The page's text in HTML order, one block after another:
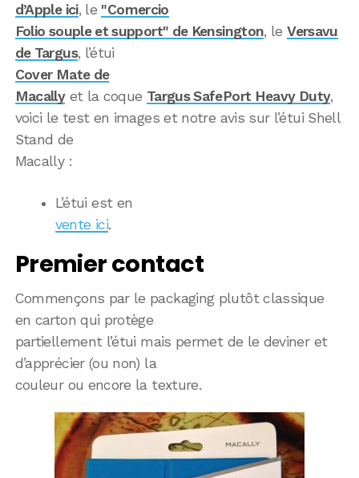
d’Apple ici, le "Comercio
Folio souple et support" de Kensington, leVersavu
de Targus, l’étui
Cover Mate de
Macallyet la coque Targus SafePort Heavy Duty,
voici le test en images et notre avis sur l’étui Shell
Stand de
Macally :
L’étui est en
vente ici.
Premier contact
Commençons par le packaging plutôt classique
en carton qui protège
partiellement l’étui mais permet de le deviner et
d’apprécier (ou non) la
couleur ou encore la texture.